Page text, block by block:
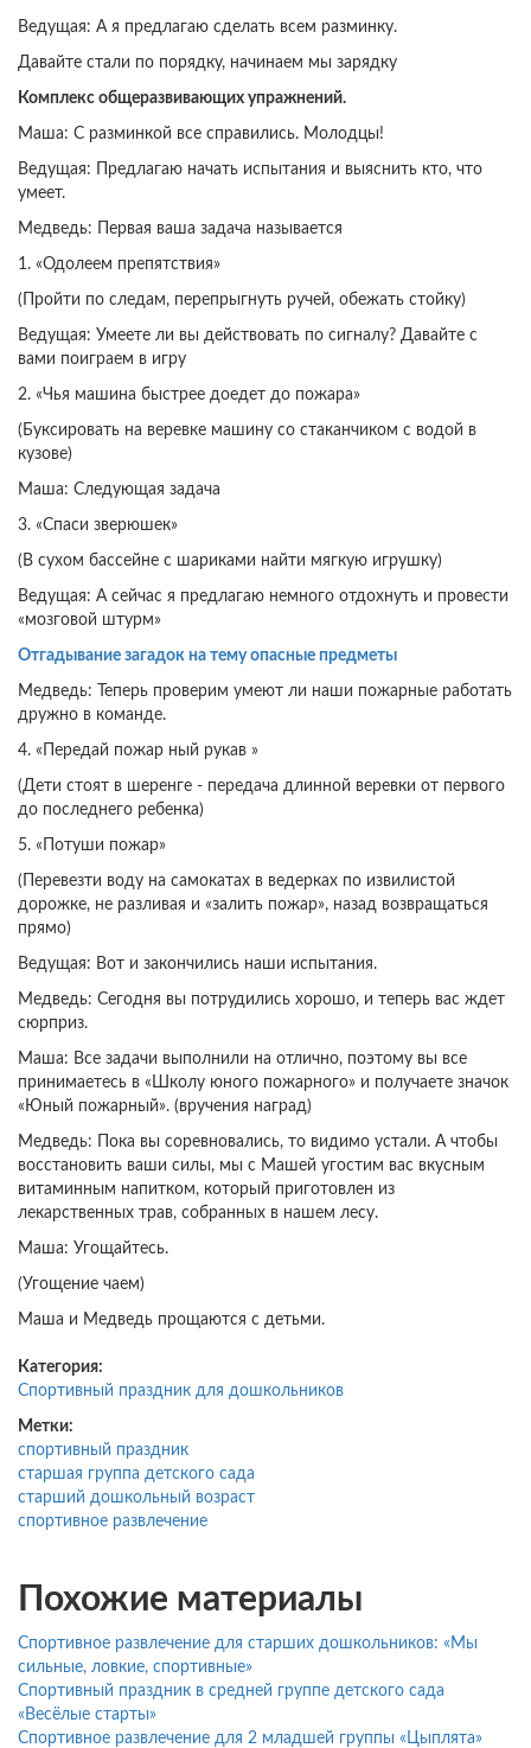
Ведущая: А я предлагаю сделать всем разминку.
Давайте стали по порядку, начинаем мы зарядку
Комплекс общеразвивающих упражнений.
Маша: С разминкой все справились. Молодцы!
Ведущая: Предлагаю начать испытания и выяснить кто, ​​что
умеет.
Медведь: Первая ваша задача называется
1. «Одолеем препятствия»
(Пройти по следам, перепрыгнуть ручей, обежать стойку)
Ведущая: Умеете ли вы действовать по сигналу? Давайте с
вами поиграем в игру
2. «Чья машина быстрее доедет до пожара»
(Буксировать на веревке машину со стаканчиком с водой в
кузове)
Маша: Следующая задача
3. «Спаси зверюшек»
(В сухом бассейне с шариками найти мягкую игрушку)
Ведущая: А сейчас я предлагаю немного отдохнуть и провести
«мозговой штурм»
Отгадывание загадок на тему опасные предметы
Медведь: Теперь проверим умеют ли наши пожарные работать
дружно в команде.
4. «Передай пожар ный рукав »
(Дети стоят в шеренге - передача длинной веревки от первого
до последнего ребенка)
5. «Потуши пожар»
(Перевезти воду на самокатах в ведерках по извилистой
дорожке, не разливая и «залить пожар», назад возвращаться
прямо)
Ведущая: Вот и закончились наши испытания.
Медведь: Сегодня вы потрудились хорошо, и теперь вас ждет
сюрприз.
Маша: Все задачи выполнили на отлично, поэтому вы все
принимаетесь в «Школу юного пожарного» и получаете значок
«Юный пожарный». (вручения наград)
Медведь: Пока вы соревновались, то видимо устали. А чтобы
восстановить ваши силы, мы с Машей угостим вас вкусным
витаминным напитком, который приготовлен из
лекарственных трав, собранных в нашем лесу.
Маша: Угощайтесь.
(Угощение чаем)
Маша и Медведь прощаются с детьми.
Категория:
Спортивный праздник для дошкольников
Метки:
спортивный праздник
старшая группа детского сада
старший дошкольный возраст
спортивное развлечение
Похожие материалы
Спортивное развлечение для старших дошкольников: «Мы
сильные, ловкие, спортивные»
Спортивный праздник в средней группе детского сада
«Весёлые старты»
Спортивное развлечение для 2 младшей группы «Цыплята»